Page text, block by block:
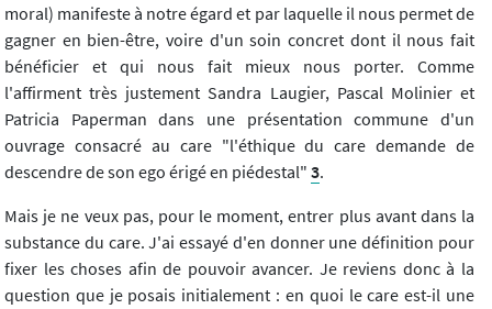
moral) manifeste à notre égard et par laquelle il nous permet de
gagner en bien-être, voire d'un soin concret dont il nous fait
bénéficier et qui nous fait mieux nous porter. Comme
l'affirment très justement Sandra Laugier, Pascal Molinier et
Patricia Paperman dans une présentation commune d'un
ouvrage consacré au care "l'éthique du care demande de
descendre de son ego érigé en piédestal" 3.
Mais je ne veux pas, pour le moment, entrer plus avant dans la
substance du care. J'ai essayé d'en donner une définition pour
fixer les choses afin de pouvoir avancer. Je reviens donc à la
question que je posais initialement : en quoi le care est-il une